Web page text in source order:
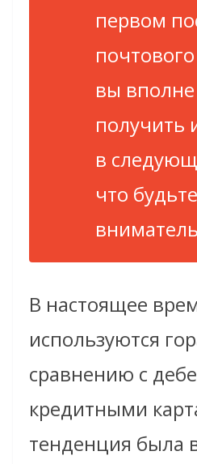
первом
вы
получить
в
что будьте
В настоящее
используются
сравнению с
кредитными
тенденция была